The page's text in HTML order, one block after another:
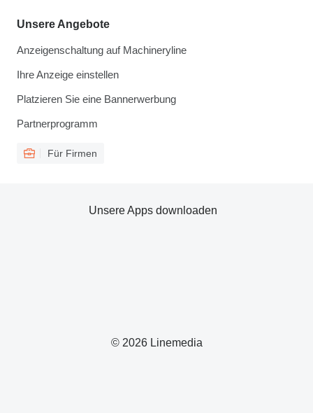
Unsere Angebote
Anzeigenschaltung auf Machineryline
Ihre Anzeige einstellen
Platzieren Sie eine Bannerwerbung
Partnerprogramm
Für Firmen
© 2026 Linemedia
Unsere Apps downloaden